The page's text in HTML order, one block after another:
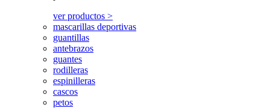
ver productos >
mascarillas deportivas
guantillas
antebrazos
guantes
rodilleras
espinilleras
cascos
petos